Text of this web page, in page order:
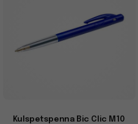
Kulspetspenna Bic Clic M10